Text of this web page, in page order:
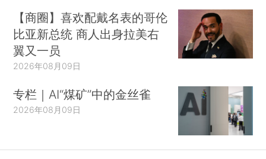
【商圈】喜欢配戴名表的哥伦
比亚新总统 商人出身拉美右
翼又一员
2026年08月09日
专栏｜AI“煤矿”中的金丝雀
2026年08月09日